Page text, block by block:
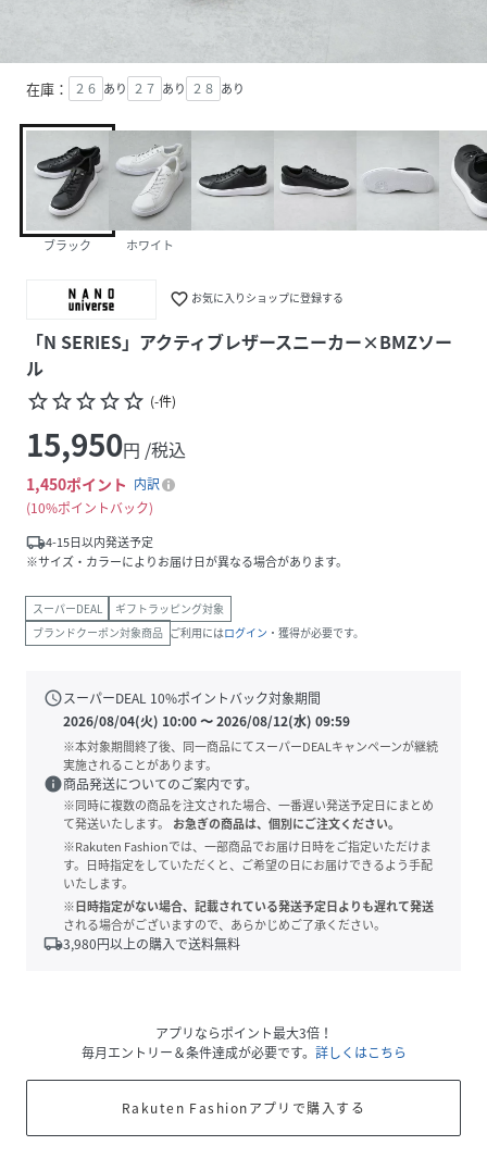
在庫： ２６ あり ２７ あり ２８ あり
ブラック ホワイト
favorite_border お気に入りショップに登録する
「N SERIES」アクティブレザースニーカー×BMZソー
ル
star_borderstar_borderstar_borderstar_borderstar_border (-件)
15,950円 /税込
1,450ポイント 内訳
10%ポイントバック
local_shipping4-15日以内発送予定
※サイズ・カラーによりお届け日が異なる場合があります。
スーパーDEAL
ギフトラッピング対象
ブランドクーポン対象商品 ご利用にはログイン ・獲得が必要です。
scheduleスーパーDEAL 10%ポイントバック対象期間
2026/08/04(火) 10:00〜2026/08/12(水) 09:59
※本対象期間終了後、同一商品にてスーパーDEALキャンペーンが継続
実施されることがあります。
info商品発送についてのご案内です。
※同時に複数の商品を注文された場合、一番遅い発送予定日にまとめ
て発送いたします。
お急ぎの商品は、個別にご注文ください。
※Rakuten Fashionでは、一部商品でお届け日時をご指定いただけま
す。日時指定をしていただくと、ご希望の日にお届けできるよう手配
いたします。
※日時指定がない場合、記載されている発送予定日よりも遅れて発送
される場合がございますので、あらかじめご了承ください。
local_shipping3,980円以上の購入で送料無料
アプリならポイント最大3倍！
毎月エントリー＆条件達成が必要です。 詳しくはこちら
Rakuten Fashionアプリで購入する